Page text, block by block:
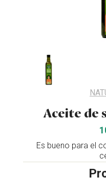
Aceite de
Es bueno para el